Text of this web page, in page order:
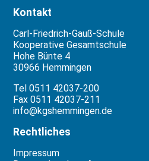
Kontakt
Carl-Friedrich-Gauß-Schule
Kooperative Gesamtschule
Hohe Bünte 4
30966 Hemmingen
Tel 0511 42037-200
Fax 0511 42037-211
info@kgshemmingen.de
Rechtliches
Impressum